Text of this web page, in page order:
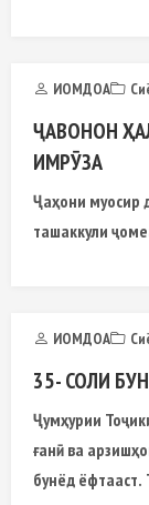
ИОМДОА
ҶАВОНОН
ИМРӮЗА
Ҷаҳони муосир
ташаккули
ИОМДОА
35- СОЛИ
Ҷумҳурии Тоҷикистон кишваре мебошад,
ғанӣ ва арзишҳои миллӣ барои
бунёд ёфтааст. Таҳким ва ҳимоя